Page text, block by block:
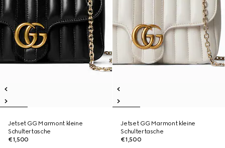
Jetset GG Marmont kleine
Schultertasche
€1,500
Jetset GG Marmont kleine
Schultertasche
€1,500